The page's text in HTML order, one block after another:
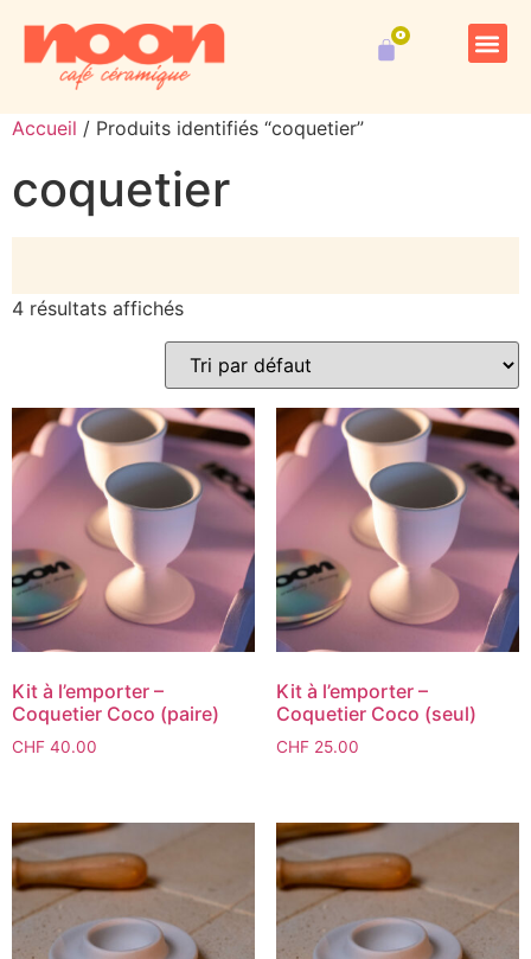
Accueil / Produits identifiés “coquetier”
coquetier
4 résultats affichés
Kit à l’emporter –
Coquetier Coco (paire)
CHF 40.00
Kit à l’emporter –
Coquetier Coco (seul)
CHF25.00